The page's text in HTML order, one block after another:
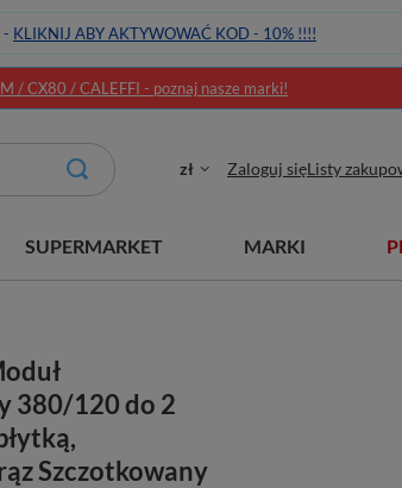
- KLIKNIJ ABY AKTYWOWAĆ KOD - 10% !!!!
/ CX80 / CALEFFI - poznaj nasze marki!
zł Zaloguj sięListy
SUPERMARKET MARKI
380/120 do 2
Szczotkowany